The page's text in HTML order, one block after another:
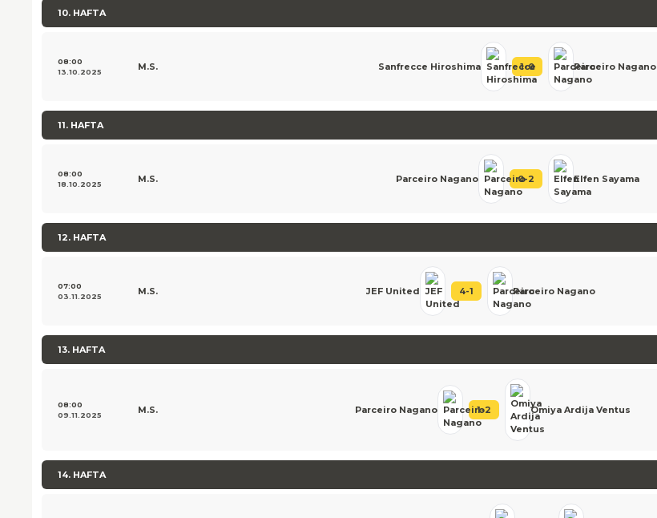
10. HAFTA
08:00
13.10.2025
M.S. Sanfrecce Hiroshima 1-0 Parceiro Nagano
11. HAFTA
08:00
18.10.2025
M.S. Parceiro Nagano 0-2 Elfen Sayama
12. HAFTA
07:00
03.11.2025
M.S. JEF United 4-1 Parceiro Nagano
13. HAFTA
08:00
09.11.2025
M.S. Parceiro Nagano 1-2 Omiya Ardija Ventus
14. HAFTA